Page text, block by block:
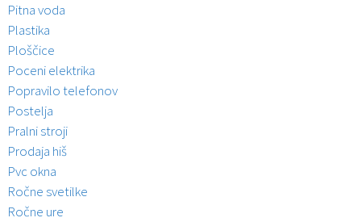
Pitna voda
Plastika
Ploščice
Poceni elektrika
Popravilo telefonov
Postelja
Pralni stroji
Prodaja hiš
Pvc okna
Ročne svetilke
Ročne ure